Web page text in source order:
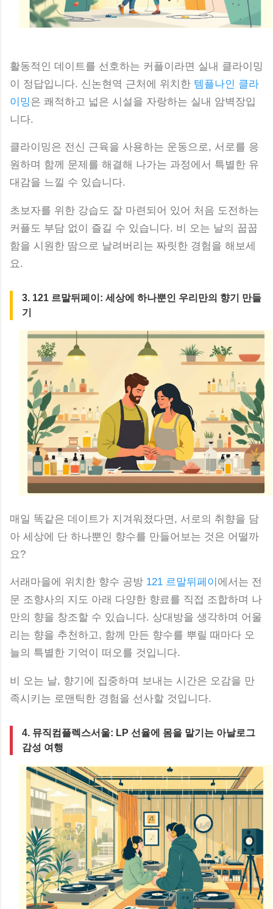
활동적인 데이트를 선호하는 커플이라면 실내 클라이밍
이 정답입니다. 신논현역 근처에 위치한 템플나인 클라
이밍은 쾌적하고 넓은 시설을 자랑하는 실내 암벽장입
니다.
클라이밍은 전신 근육을 사용하는 운동으로, 서로를 응
원하며 함께 문제를 해결해 나가는 과정에서 특별한 유
대감을 느낄 수 있습니다.
초보자를 위한 강습도 잘 마련되어 있어 처음 도전하는
커플도 부담 없이 즐길 수 있습니다. 비 오는 날의 꿉꿉
함을 시원한 땀으로 날려버리는 짜릿한 경험을 해보세
요.
3. 121 르말뒤페이: 세상에 하나뿐인 우리만의 향기 만들
기
매일 똑같은 데이트가 지겨워졌다면, 서로의 취향을 담
아 세상에 단 하나뿐인 향수를 만들어보는 것은 어떨까
요?
서래마을에 위치한 향수 공방 121 르말뒤페이 에서는 전
문 조향사의 지도 아래 다양한 향료를 직접 조합하며 나
만의 향을 창조할 수 있습니다. 상대방을 생각하며 어울
리는 향을 추천하고, 함께 만든 향수를 뿌릴 때마다 오
늘의 특별한 기억이 떠오를 것입니다.
비 오는 날, 향기에 집중하며 보내는 시간은 오감을 만
족시키는 로맨틱한 경험을 선사할 것입니다.
4. 뮤직컴플렉스서울: LP 선율에 몸을 맡기는 아날로그
감성 여행